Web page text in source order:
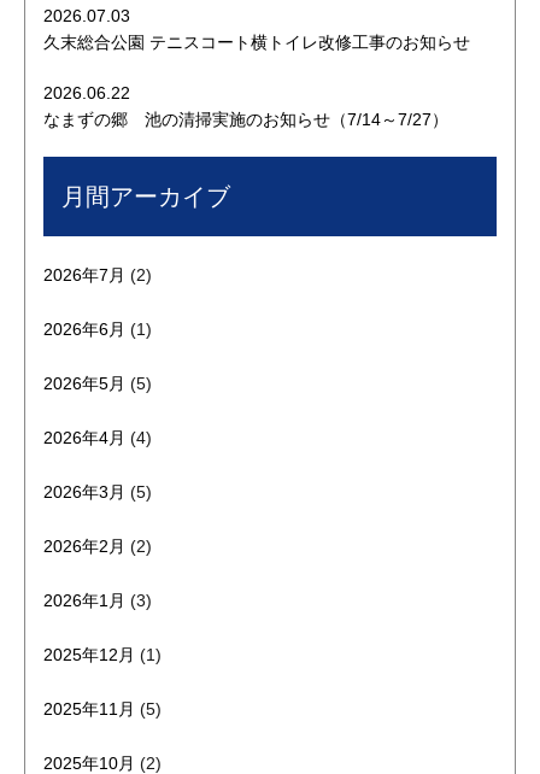
2026.07.03
久末総合公園 テニスコート横トイレ改修工事のお知らせ
2026.06.22
なまずの郷 池の清掃実施のお知らせ（7/14～7/27）
月間アーカイブ
2026年7月 (2)
2026年6月 (1)
2026年5月 (5)
2026年4月 (4)
2026年3月 (5)
2026年2月 (2)
2026年1月 (3)
2025年12月 (1)
2025年11月 (5)
2025年10月 (2)